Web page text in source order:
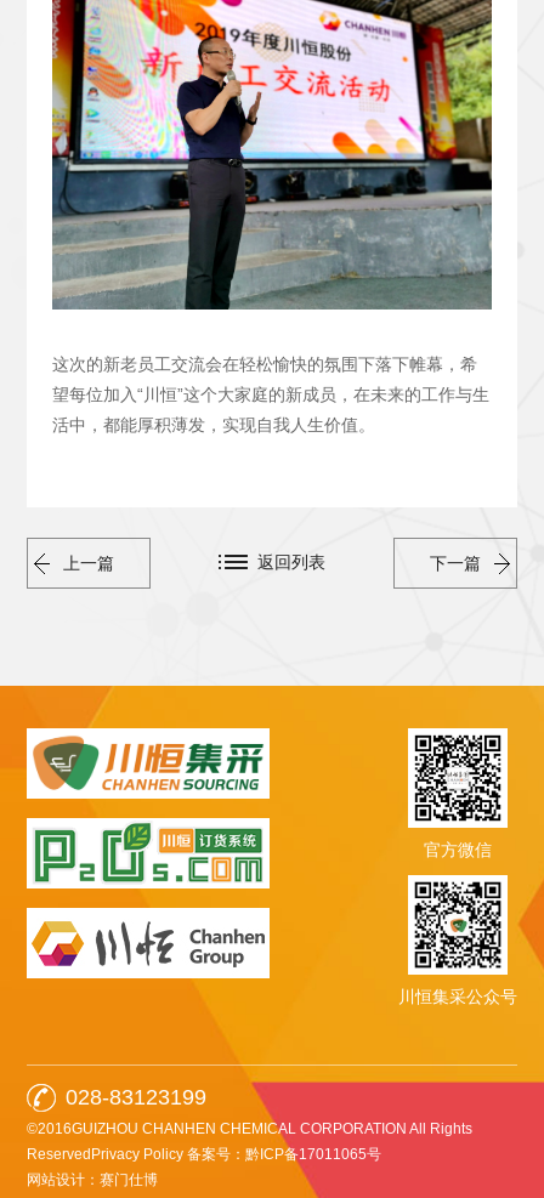
这次的新老员工交流会在轻松愉快的氛围下落下帷幕，希
望每位加入“川恒”这个大家庭的新成员，在未来的工作与生
活中，都能厚积薄发，实现自我人生价值。
上一篇 下一篇
返回列表
官方微信
川恒集采公众号
028-83123199
©2016GUIZHOU CHANHEN CHEMICAL CORPORATION All Rights
ReservedPrivacy Policy备案号：黔ICP备17011065号
网站设计：赛门仕博